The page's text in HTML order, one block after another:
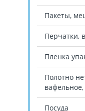
Пакеты,
Перчатки,
Пленка
Полотно
вафельное,
Посуда